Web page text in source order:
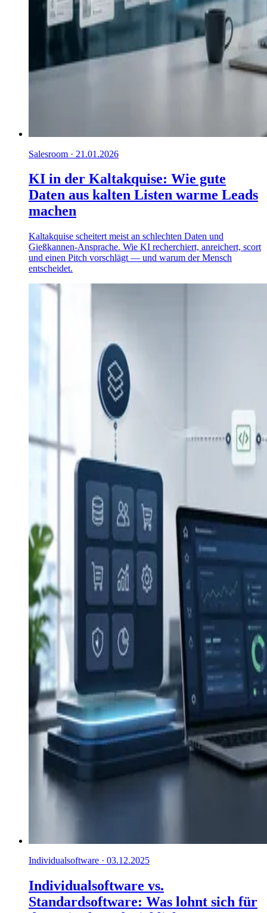
Salesroom · 21.01.2026
KI in der Kaltakquise: Wie gute
Daten aus kalten Listen warme Leads
machen
Kaltakquise scheitert meist an schlechten Daten und
Gießkannen-Ansprache. Wie KI recherchiert, anreichert, scort
und einen Pitch vorschlägt — und warum der Mensch
entscheidet.
Individualsoftware · 03.12.2025
Individualsoftware vs.
Standardsoftware: Was lohnt sich für